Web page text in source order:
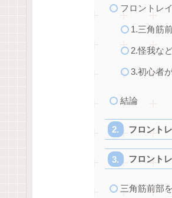
フロントレ
1.三角筋
2.怪我な
3.初心者
結論
フロント
フロント
三角筋前部